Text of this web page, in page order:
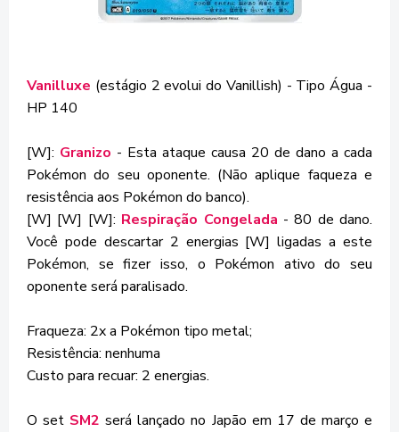
Vanilluxe (estágio 2 evolui do Vanillish) - Tipo Água -
HP 140
[W]: Granizo - Esta ataque causa 20 de dano a cada
Pokémon do seu oponente. (Não aplique faqueza e
resistência aos Pokémon do banco).
[W] [W] [W]: Respiração Congelada - 80 de dano.
Você pode descartar 2 energias [W] ligadas a este
Pokémon, se fizer isso, o Pokémon ativo do seu
oponente será paralisado.
Fraqueza: 2x a Pokémon tipo metal;
Resistência: nenhuma
Custo para recuar: 2 energias.
O set SM2 será lançado no Japão em 17 de março e